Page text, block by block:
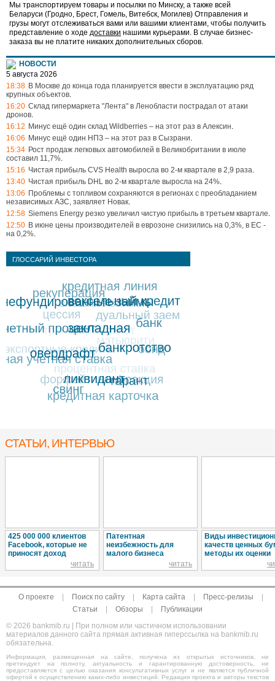
Мы транспортируем товары и посылки по Минску, а также всей
Беларуси (Гродно, Брест, Гомель, Витебск, Могилев) Отправления и
грузы могут отслеживаться вами или вашими клиентами, чтобы получить
представление о ходе доставки нашими курьерами. В случае бизнес-
заказа вы не платите никаких дополнительных сборов.
НОВОСТИ
5 августа 2026
18:38 В Москве до конца года планируется ввести в эксплуатацию ряд
крупных объектов.
16:20 Склад гипермаркета "Лента" в Ленобласти пострадал от атаки
дронов.
16:12 Минус ещё один склад Wildberries – на этот раз в Алексин.
16:06 Минус ещё один НПЗ – на этот раз в Сызрани.
15:34 Рост продаж легковых автомобилей в Великобритании в июле
составил 11,7%.
15:16 Чистая прибыль CVS Health выросла во 2-м квартале в 2,9 раза.
13:40 Чистая прибыль DHL во 2-м квартале выросла на 24%.
13:06 Проблемы с топливом сохраняются в регионах с преобладанием
независимых АЗС, заявляет Новак.
12:58 Siemens Energy резко увеличил чистую прибыль в третьем квартале.
12:50 В июне цены производителей в еврозоне снизились на 0,3%, в ЕС -
на 0,2%.
ГЛОССАРИЙ ИНВЕСТОРА
СТАТЬИ, ИНТЕРВЬЮ
425 000 000 клиентов
Facebook, которые не
приносят доход
читать
Патентная
неизбежность для
малого бизнеса
читать
Виды
качеств ценных
методы их оценки
О проекте Поиск по сайту Карта сайта Пресс-релизы
Статьи
Обзоры
Публикации
© 2026 bankmib.ru | При полном или частичном использовании
материалов данного сайта прямая активная гиперссылка на bankmib.ru
обязательна.
Информация, размещенная на сайте, получена из открытых источников, не
претендует на полноту, актуальность и гарантированную достоверность, не
предоставляется с целью оказания консультативных услуг и не является публичной
офертой к осуществлению каких-либо инвестиций. Редакция проекта и авторы текстов